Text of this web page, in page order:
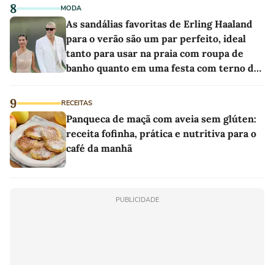
8 MODA
As sandálias favoritas de Erling Haaland
para o verão são um par perfeito, ideal
tanto para usar na praia com roupa de
banho quanto em uma festa com terno de
9 RECEITAS
Panqueca de maçã com aveia sem glúten:
receita fofinha, prática e nutritiva para o
café da manhã
PUBLICIDADE